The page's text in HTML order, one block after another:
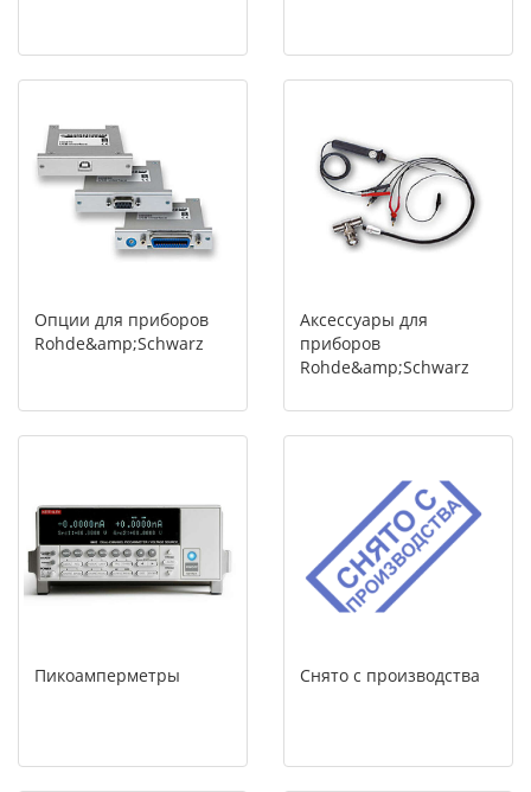
Опции для приборов
Rohde&amp;Schwarz
Аксессуары для
приборов
Rohde&amp;Schwarz
Пикоамперметры Снято с производства